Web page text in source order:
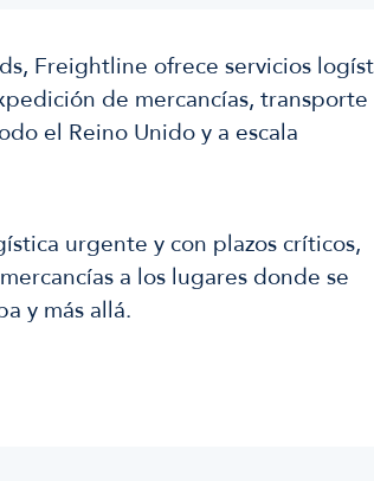
Freightline ofrece servicios
de mercancías,
el Reino Unido y a escala
urgente y con plazos críticos,
a los lugares donde se
y más allá.